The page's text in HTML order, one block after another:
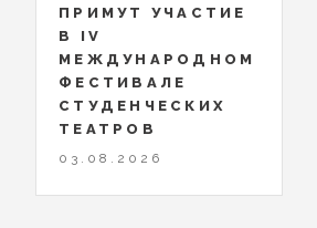
ПРИМУТ УЧАСТИЕ
В IV
МЕЖДУНАРОДНОМ
ФЕСТИВАЛЕ
СТУДЕНЧЕСКИХ
ТЕАТРОВ
03.08.2026